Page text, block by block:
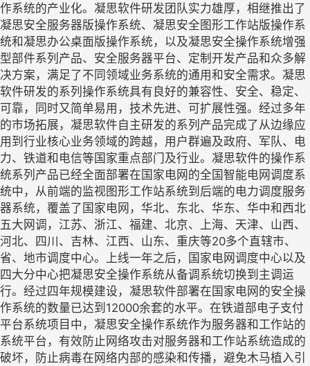
作系统的产业化。凝思软件研发团队实力雄厚，相继推出了
凝思安全服务器版操作系统、凝思安全图形工作站版操作系
统和凝思办公桌面版操作系统，以及凝思安全操作系统增强
型部件系列产品、安全服务器平台、定制开发产品和众多解
决方案，满足了不同领域业务系统的通用和安全需求。凝思
软件研发的系列操作系统具有良好的兼容性、安全、稳定、
可靠，同时又简单易用，技术先进、可扩展性强。经过多年
的市场拓展，凝思软件自主研发的系列产品完成了从边缘应
用到行业核心业务领域的跨越，用户群遍及政府、军队、电
力、铁道和电信等国家重点部门及行业。凝思软件的操作系
统系列产品已经全面部署在国家电网的全国智能电网调度系
统中，从前端的监视图形工作站系统到后端的电力调度服务
器系统，覆盖了国家电网，华北、东北、华东、华中和西北
五大网调，江苏、浙江、福建、北京、上海、天津、山西、
河北、四川、吉林、江西、山东、重庆等20多个直辖市、
省、地市调度中心。上线一年之后，国家电网调度中心以及
四大分中心把凝思安全操作系统从备调系统切换到主调运
行。经过四年规模建设，凝思软件部署在国家电网的安全操
作系统的数量已达到12000余套的水平。在铁道部电子支付
平台系统项目中，凝思安全操作系统作为服务器和工作站的
系统平台，有效防止网络攻击对服务器和工作站系统造成的
破坏，防止病毒在网络内部的感染和传播，避免木马植入引